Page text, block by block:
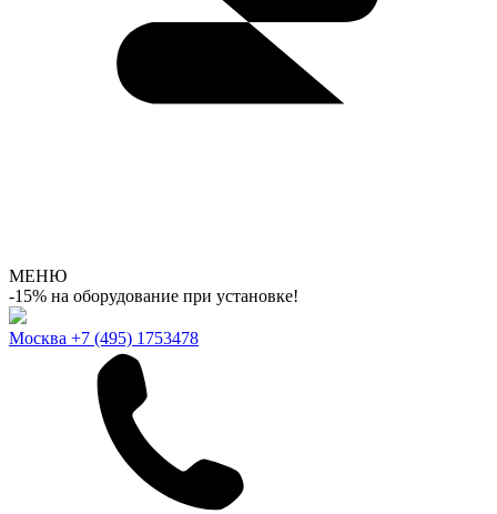
МЕНЮ
-15% на оборудование при установке!
Москва +7 (495) 1753478